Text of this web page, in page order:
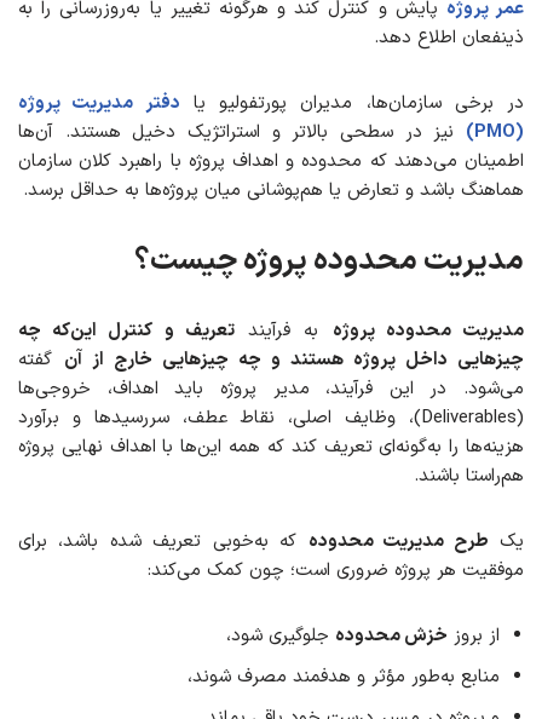
عمر پروژه پایش و کنترل کند و هرگونه تغییر یا به‌روزرسانی را به
ذینفعان اطلاع دهد.
در برخی سازمان‌ها، مدیران پورتفولیو یا دفتر مدیریت پروژه
(PMO)
نیز در سطحی بالاتر و استراتژیک دخیل هستند. آن‌ها
اطمینان می‌دهند که محدوده و اهداف پروژه با راهبرد کلان سازمان
هماهنگ باشد و تعارض یا هم‌پوشانی میان پروژه‌ها به حداقل برسد.
مدیریت محدوده پروژه چیست؟
مدیریت محدوده پروژه به فرآیندتعریف و کنترل این‌که چه
چیزهایی داخل پروژه هستند و چه چیزهایی خارج از آن گفته
می‌شود. در این فرآیند، مدیر پروژه باید اهداف، خروجی‌ها
(Deliverables)، وظایف اصلی، نقاط عطف، سررسیدها و برآورد
هزینه‌ها را به‌گونه‌ای تعریف کند که همه این‌ها با اهداف نهایی پروژه
هم‌راستا باشند.
یک طرح مدیریت محدوده که به‌خوبی تعریف شده باشد، برای
موفقیت هر پروژه ضروری است؛ چون کمک می‌کند:
از بروز خزش محدوده جلوگیری شود،
منابع به‌طور مؤثر و هدفمند مصرف شوند،